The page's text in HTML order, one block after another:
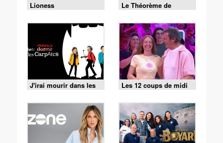
Lioness Le Théorème de
Marguerite
J'irai mourir dans les
Carpates
Les 12 coups de midi
du 1 août 2026